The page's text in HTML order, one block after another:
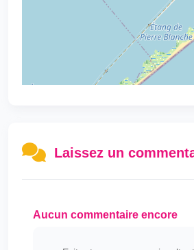
Laissez un
Aucun commentaire encore